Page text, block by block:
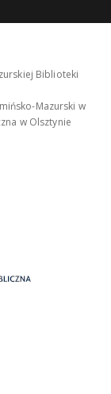
Biblioteki
Mazurski w
w Olsztynie